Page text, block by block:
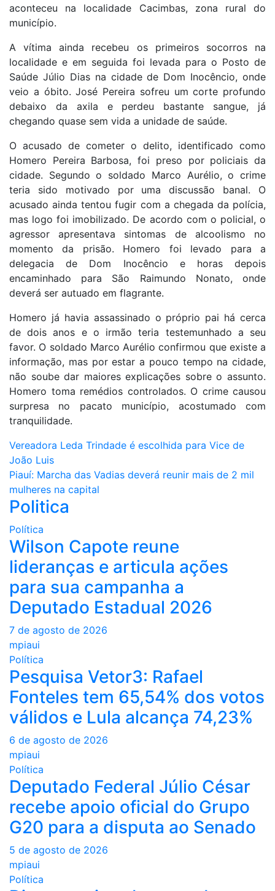
aconteceu na localidade Cacimbas, zona rural do
município.
A vítima ainda recebeu os primeiros socorros na
localidade e em seguida foi levada para o Posto de
Saúde Júlio Dias na cidade de Dom Inocêncio, onde
veio a óbito. José Pereira sofreu um corte profundo
debaixo da axila e perdeu bastante sangue, já
chegando quase sem vida a unidade de saúde.
O acusado de cometer o delito, identificado como
Homero Pereira Barbosa, foi preso por policiais da
cidade. Segundo o soldado Marco Aurélio, o crime
teria sido motivado por uma discussão banal. O
acusado ainda tentou fugir com a chegada da polícia,
mas logo foi imobilizado. De acordo com o policial, o
agressor apresentava sintomas de alcoolismo no
momento da prisão. Homero foi levado para a
delegacia de Dom Inocêncio e horas depois
encaminhado para São Raimundo Nonato, onde
deverá ser autuado em flagrante.
Homero já havia assassinado o próprio pai há cerca
de dois anos e o irmão teria testemunhado a seu
favor. O soldado Marco Aurélio confirmou que existe a
informação, mas por estar a pouco tempo na cidade,
não soube dar maiores explicações sobre o assunto.
Homero toma remédios controlados. O crime causou
surpresa no pacato município, acostumado com
tranquilidade.
Navegação
de
Post
Vereadora Leda Trindade é escolhida para Vice de
João Luis
Piauí: Marcha das Vadias deverá reunir mais de 2 mil
mulheres na capital
Politica
Política
Wilson Capote reune
lideranças e articula ações
para sua campanha a
Deputado Estadual 2026
7 de agosto de 2026
mpiaui
Política
Pesquisa Vetor3: Rafael
Fonteles tem 65,54% dos votos
válidos e Lula alcança 74,23%
6 de agosto de 2026
mpiaui
Política
Deputado Federal Júlio César
recebe apoio oficial do Grupo
G20 para a disputa ao Senado
5 de agosto de 2026
mpiaui
Política